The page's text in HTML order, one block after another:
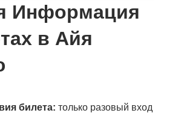
Информация
в Айя
билета: только разовый вход